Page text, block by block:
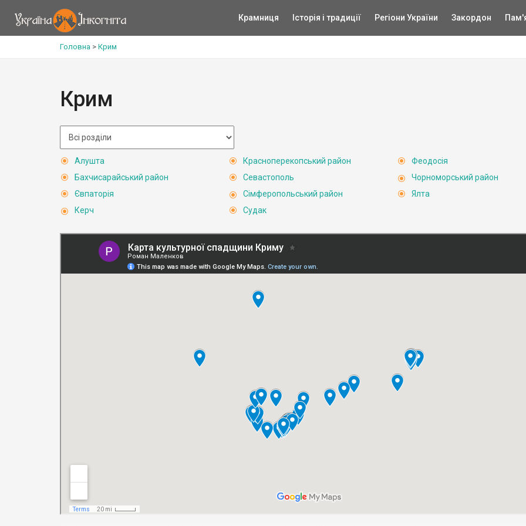
Крамниця Історія і традиції Регіони України Закордон
Головна > Крим
Крим
Алушта
Бахчисарайський район
Євпаторія
Керч
Красноперекопський район
Севастополь
Сімферопольський район
Судак
Феодосія
Чорноморський район
Ялта